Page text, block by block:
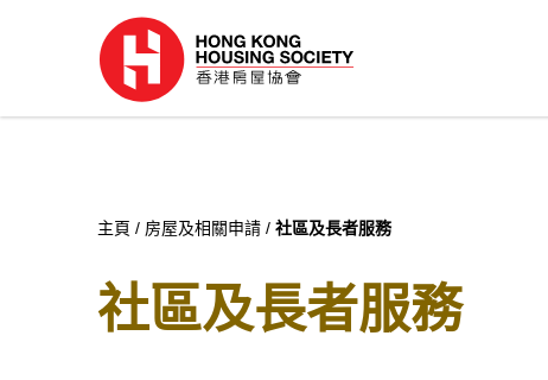
主頁 房屋及相關申請 社區及長者服務
社區及長者服務